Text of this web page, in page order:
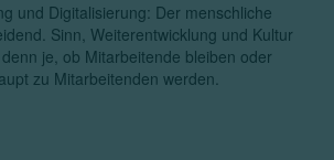
und Digitalisierung: Der menschliche
Sinn, Weiterentwicklung und Kultur
je, ob Mitarbeitende bleiben oder
zu Mitarbeitenden werden.